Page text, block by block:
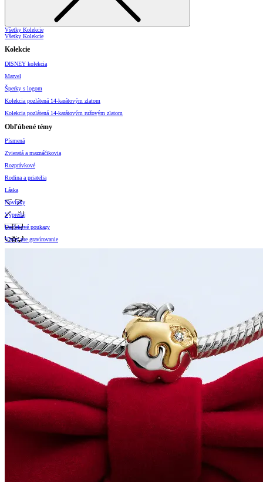
Všetky Kolekcie
Všetky Kolekcie
Kolekcie
DISNEY kolekcia
Marvel
Šperky s logom
Kolekcia pozlátená 14-karátovým zlatom
Kolekcia pozlátená 14-karátovým ružovým zlatom
Obľúbené témy
Písmená
Zvieratá a maznáčikovia
Rozprávkové
Rodina a priatelia
Láska
Novinky
Výpredaj
Darčekové poukazy
Vzory pre gravírovanie